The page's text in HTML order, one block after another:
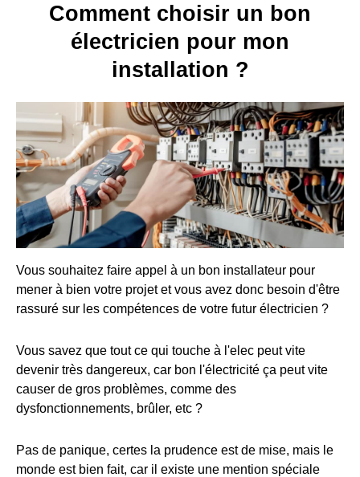
Comment choisir un bon
électricien pour mon
installation ?
Vous souhaitez faire appel à un bon installateur pour
mener à bien votre projet et vous avez donc besoin d'être
rassuré sur les compétences de votre futur électricien ?
Vous savez que tout ce qui touche à l'elec peut vite
devenir très dangereux, car bon l'électricité ça peut vite
causer de gros problèmes, comme des
dysfonctionnements, brûler, etc ?
Pas de panique, certes la prudence est de mise, mais le
monde est bien fait, car il existe une mention spéciale